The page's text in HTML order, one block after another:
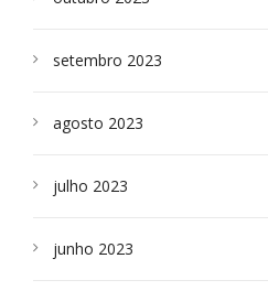
setembro 2023
agosto 2023
julho 2023
junho 2023